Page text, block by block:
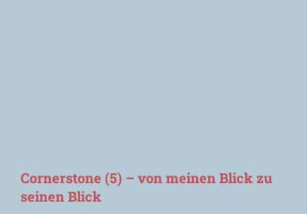
Cornerstone (5) – von meinen Blick zu
seinen Blick